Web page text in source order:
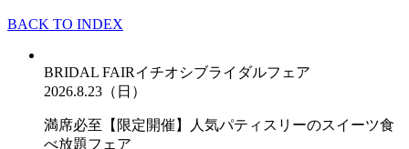
BACK TO INDEX
BRIDAL FAIRイチオシブライダルフェア
2026.8.23（日）
満席必至【限定開催】人気パティスリーのスイーツ食
べ放題フェア